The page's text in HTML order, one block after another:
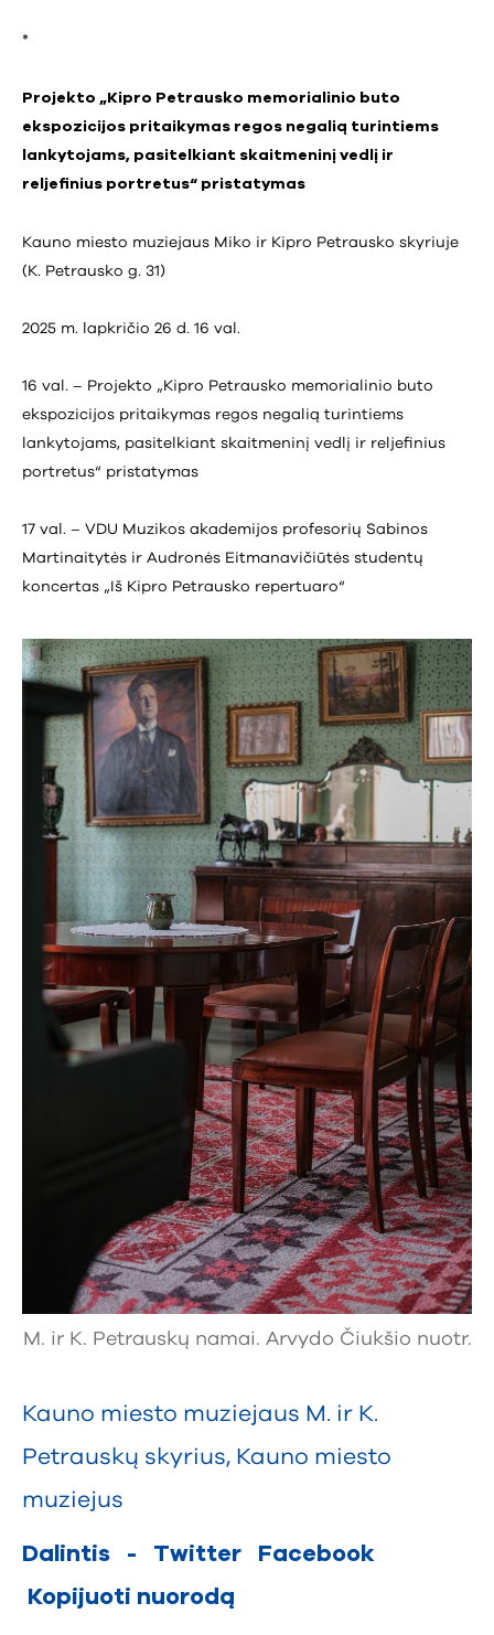
*
Projekto „Kipro Petrausko memorialinio buto
ekspozicijos pritaikymas regos negalią turintiems
lankytojams, pasitelkiant skaitmeninį vedlį ir
reljefinius portretus“ pristatymas
Kauno miesto muziejaus Miko ir Kipro Petrausko skyriuje
(K. Petrausko g. 31)
2025 m. lapkričio 26 d. 16 val.
16 val. – Projekto „Kipro Petrausko memorialinio buto
ekspozicijos pritaikymas regos negalią turintiems
lankytojams, pasitelkiant skaitmeninį vedlį ir reljefinius
portretus“ pristatymas
17 val. – VDU Muzikos akademijos profesorių Sabinos
Martinaitytės ir Audronės Eitmanavičiūtės studentų
koncertas „Iš Kipro Petrausko repertuaro“
M. ir K. Petrauskų namai. Arvydo Čiukšio nuotr.
Kauno miesto muziejaus M. ir K.
Petrauskų skyrius, Kauno miesto
muziejus
Dalintis - Twitter
Facebook
Kopijuoti nuorodą